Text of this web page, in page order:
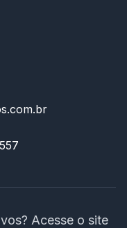
Acesse o site